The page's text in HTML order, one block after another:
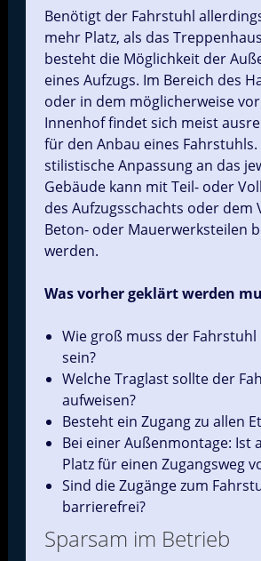
Benötigt der Fahrstuhl
mehr Platz, als das
besteht die Möglichkeit der
eines Aufzugs. Im Bereich des
oder in dem möglicherweise
Innenhof findet sich meist
für den Anbau eines Fahrstuhls.
stilistische Anpassung an das
Gebäude kann mit Teil- oder
des Aufzugsschachts oder dem
Beton- oder Mauerwerksteilen
werden.
Was vorher geklärt werden
Wie groß muss der
sein?
Welche Traglast sollte der
aufweisen?
Besteht ein Zugang zu allen
Bei einer Außenmontage: Ist
Platz für einen Zugangsweg
Sind die Zugänge zum
barrierefrei?
Sparsam im Betrieb